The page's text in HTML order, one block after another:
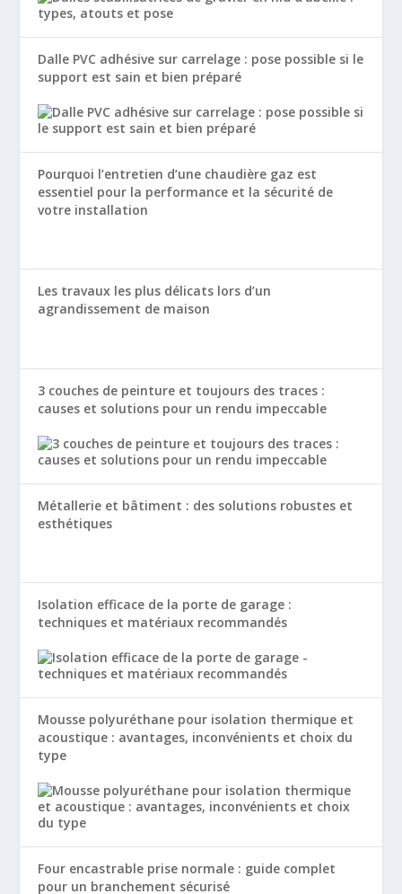
Dalle PVC adhésive sur carrelage : pose possible si le
support est sain et bien préparé
Pourquoi l’entretien d’une chaudière gaz est
essentiel pour la performance et la sécurité de
votre installation
Les travaux les plus délicats lors d’un
agrandissement de maison
3 couches de peinture et toujours des traces :
causes et solutions pour un rendu impeccable
Métallerie et bâtiment : des solutions robustes et
esthétiques
Isolation efficace de la porte de garage :
techniques et matériaux recommandés
Mousse polyuréthane pour isolation thermique et
acoustique : avantages, inconvénients et choix du
type
Four encastrable prise normale : guide complet
pour un branchement sécurisé